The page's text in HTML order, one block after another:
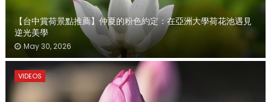
【台中賞荷景點推薦】仲夏的粉色約定：在亞洲大學荷花池遇見
逆光美學
May 30, 2026
VIDEOS